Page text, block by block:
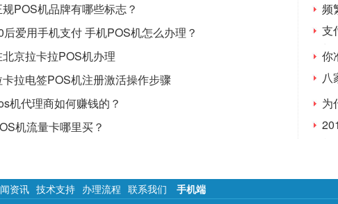
规POS机品牌有哪些标志？
后爱用手机支付 手机POS机怎么办理？
京拉卡拉POS机办理
拉电签POS机注册激活操作步骤
机代理商如何赚钱的？
机流量卡哪里买？
频
支
长
你
八
择
为
资讯 技术支持 办理流程 联系我们 手机端